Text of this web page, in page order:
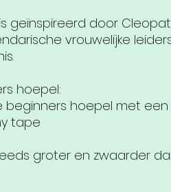
geïnspireerd door
vrouwelijke
hoepel:
beginners hoepel met
tape
groter en zwaarder